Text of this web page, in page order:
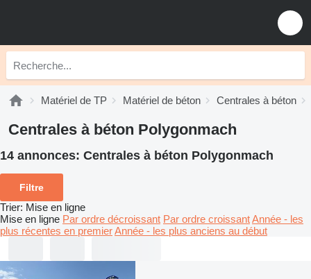
Matériel de TP Matériel de béton Centrales à béton
Centrales à béton Polygonmach
14 annonces: Centrales à béton Polygonmach
Filtre
Trier: Mise en ligne
Mise en ligne Par ordre décroissant Par ordre croissantAnnée - les
plus récentes en premierAnnée - les plus anciens au début